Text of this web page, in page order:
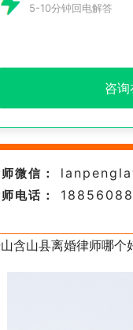
5-10分钟回电解答
咨
微信：
电话：
含山县离婚律师哪个